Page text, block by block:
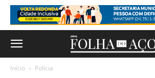
Início Polícia